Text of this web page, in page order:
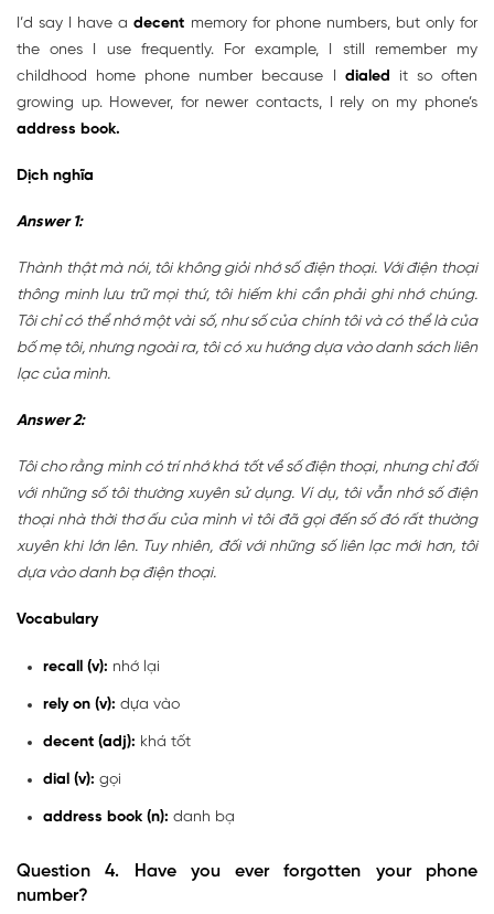
I’d say I have adecent memory for phone numbers, but only for
the ones I use frequently. For example, I still remember my
childhood home phone number because I dialed it so often
growing up. However, for newer contacts, I rely on my phone’s
address book.
Dịch nghĩa
Answer 1:
Thành thật mà nói, tôi không giỏi nhớ số điện thoại. Với điện thoại
thông minh lưu trữ mọi thứ, tôi hiếm khi cần phải ghi nhớ chúng.
Tôi chỉ có thể nhớ một vài số, như số của chính tôi và có thể là của
bố mẹ tôi, nhưng ngoài ra, tôi có xu hướng dựa vào danh sách liên
lạc của mình.
Answer 2:
Tôi cho rằng mình có trí nhớ khá tốt về số điện thoại, nhưng chỉ đối
với những số tôi thường xuyên sử dụng. Ví dụ, tôi vẫn nhớ số điện
thoại nhà thời thơ ấu của mình vì tôi đã gọi đến số đó rất thường
xuyên khi lớn lên. Tuy nhiên, đối với những số liên lạc mới hơn, tôi
dựa vào danh bạ điện thoại.
Vocabulary
recall (v): nhớ lại
rely on (v): dựa vào
decent (adj): khá tốt
dial (v): gọi
address book (n): danh bạ
Question 4. Have you ever forgotten your phone
number?